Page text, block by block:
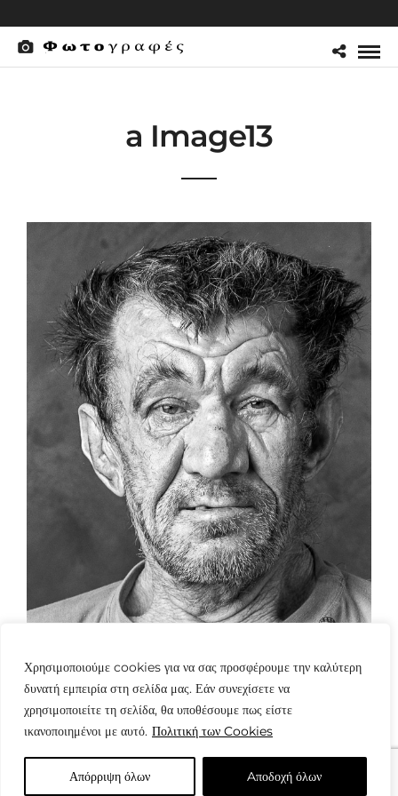
Χρησιμοποιούμε cookies για να σας προσφέρουμε την καλύτερη
δυνατή εμπειρία στη σελίδα μας. Εάν συνεχίσετε να
χρησιμοποιείτε τη σελίδα, θα υποθέσουμε πως είστε
ικανοποιημένοι με αυτό. Πολιτική των Cookies
Απόρριψη όλων Aποδοχή όλων
a Image13
© Copyright: www.fotografes.gr - Δαμιανός Μωραΐτης